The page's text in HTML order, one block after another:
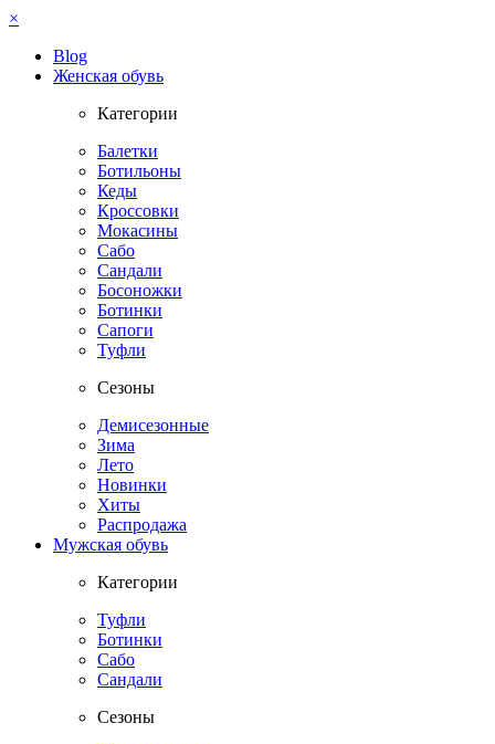
×
Blog
Женская обувь
Категории
Балетки
Ботильоны
Кеды
Кроссовки
Мокасины
Сабо
Сандали
Босоножки
Ботинки
Сапоги
Туфли
Сезоны
Демисезонные
Зима
Лето
Новинки
Хиты
Распродажа
Мужская обувь
Категории
Туфли
Ботинки
Сабо
Сандали
Сезоны